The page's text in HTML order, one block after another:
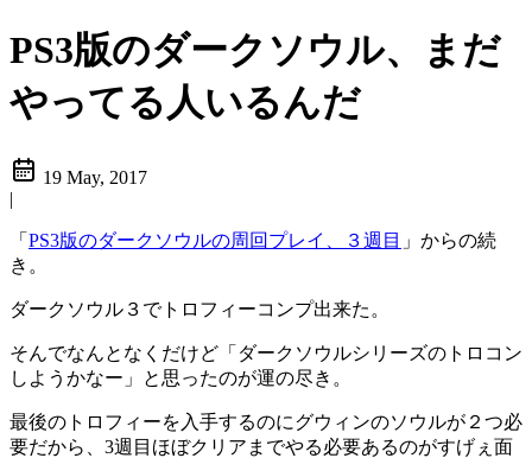
PS3版のダークソウル、まだ
やってる人いるんだ
19 May, 2017
|
「 PS3版のダークソウルの周回プレイ、３週目 」からの続
き。
ダークソウル３でトロフィーコンプ出来た。
そんでなんとなくだけど「ダークソウルシリーズのトロコン
しようかなー」と思ったのが運の尽き。
最後のトロフィーを入手するのにグウィンのソウルが２つ必
要だから、3週目ほぼクリアまでやる必要あるのがすげぇ面